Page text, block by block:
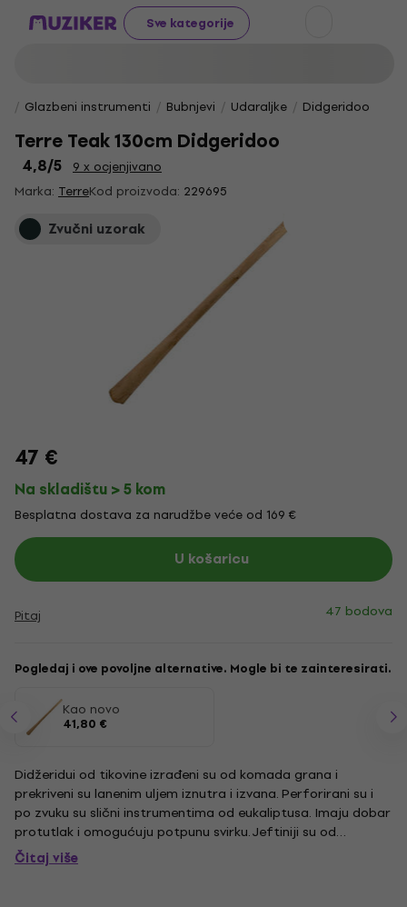
Sve kategorije
Glazbeni instrumenti Bubnjevi Udaraljke Didgeridoo
Terre Teak 130cm Didgeridoo
4,8/5
9 x ocjenjivano
Marka: TerreKod proizvoda: 229695
Zvučni uzorak
47 €
Na skladištu > 5 kom
Besplatna dostava za narudžbe veće od 169 €
U košaricu
Pitaj 47 bodova
Pogledaj i ove povoljne alternative. Mogle bi te zainteresirati.
Kao novo
41,80 €
Didžeridui od tikovine izrađeni su od komada grana i
prekriveni su lanenim uljem iznutra i izvana. Perforirani su i
po zvuku su slični instrumentima od eukaliptusa. Imaju dobar
protutlak i omogućuju potpunu svirku. Jeftiniji su od
didžeridua od eukaliptusa, ali vrlo otporni na kidanje. Duljina:
130 cm.
Čitaj više